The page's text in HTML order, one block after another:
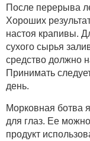
После перерыва
Хороших
настоя крапивы.
сухого сырья
средство должно
Принимать
день.
Морковная ботва
для глаз. Ее
продукт